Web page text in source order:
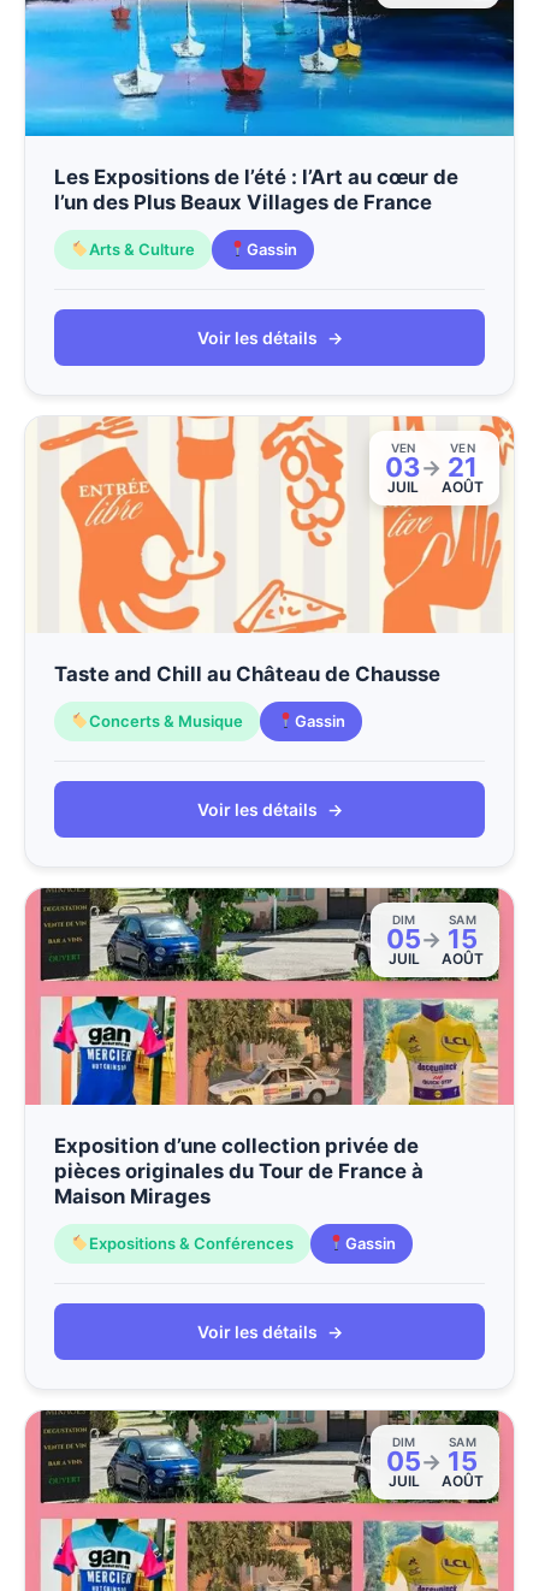
Les Expositions de l’été : l’Art au cœur de
l’un des Plus Beaux Villages de France
Arts & Culture Gassin
Voir les détails →
VEN
03
JUIL
→
VEN
21
AOÛT
Taste and Chill au Château de Chausse
Concerts & Musique Gassin
Voir les détails →
DIM
05
JUIL
→
SAM
15
AOÛT
Exposition d’une collection privée de
pièces originales du Tour de France à
Maison Mirages
Expositions & Conférences Gassin
Voir les détails →
DIM
05
JUIL
→
SAM
15
AOÛT